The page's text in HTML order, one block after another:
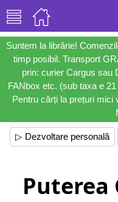
Suntem la librărie!
timp posibil. Transport
prin: curier Cargus sau
FANbox etc. (sub taxa e
Pentru cărți la prețuri mici
▷ Dezvoltare personală
Puterea